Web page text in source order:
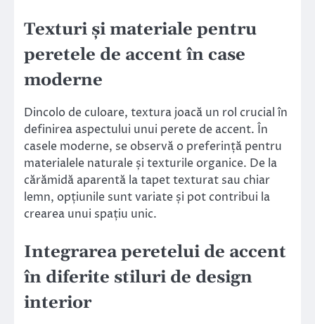
Texturi și materiale pentru
peretele de accent în case
moderne
Dincolo de culoare, textura joacă un rol crucial în
definirea aspectului unui perete de accent. În
casele moderne, se observă o preferință pentru
materialele naturale și texturile organice. De la
cărămidă aparentă la tapet texturat sau chiar
lemn, opțiunile sunt variate și pot contribui la
crearea unui spațiu unic.
Integrarea peretelui de accent
în diferite stiluri de design
interior